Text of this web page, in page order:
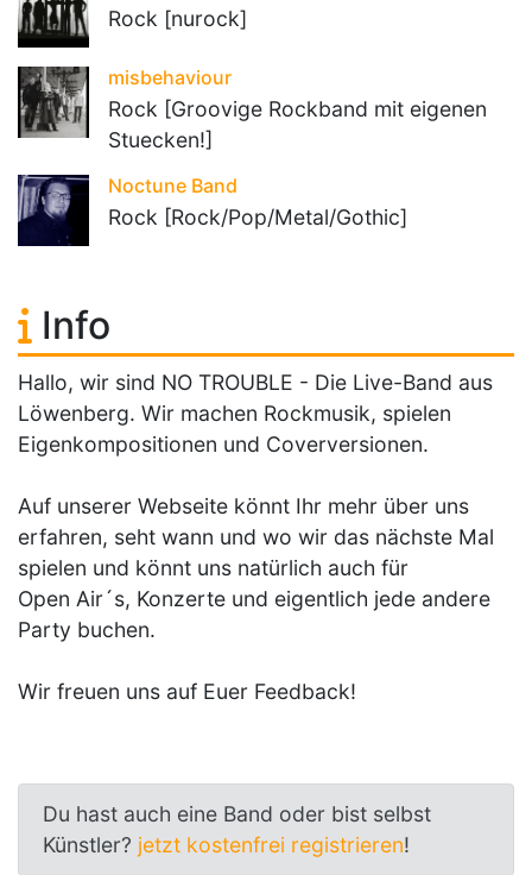
Rock [nurock]
misbehaviour
Rock [Groovige Rockband mit eigenen
Stuecken!]
Noctune Band
Rock [Rock/Pop/Metal/Gothic]
Info
Hallo, wir sind NO TROUBLE - Die Live-Band aus
Löwenberg. Wir machen Rockmusik, spielen
Eigenkompositionen und Coverversionen.
Auf unserer Webseite könnt Ihr mehr über uns
erfahren, seht wann und wo wir das nächste Mal
spielen und könnt uns natürlich auch für
Open Air´s, Konzerte und eigentlich jede andere
Party buchen.
Wir freuen uns auf Euer Feedback!
Du hast auch eine Band oder bist selbst
Künstler? jetzt kostenfrei registrieren!